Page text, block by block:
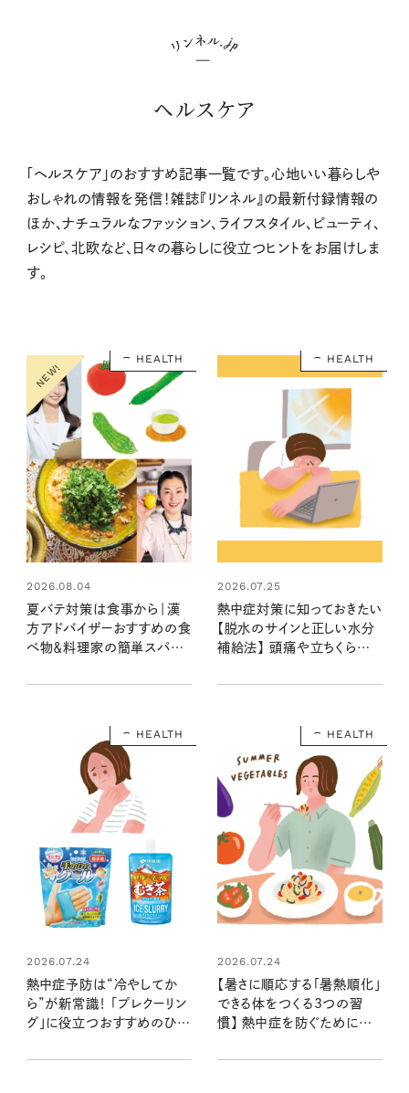
ヘルスケア
「ヘルスケア」のおすすめ記事一覧です。心地いい暮らしや
おしゃれの情報を発信！雑誌『リンネル』の最新付録情報の
ほか、ナチュラルなファッション、ライフスタイル、ビューティ、
レシピ、北欧など、日々の暮らしに役立つヒントをお届けしま
す。
HEALTH
NEW!
2026.08.04
夏バテ対策は食事から｜漢
方アドバイザーおすすめの食
べ物＆料理家の簡単スパイ
HEALTH
2026.07.25
熱中症対策に知っておきたい
【脱水のサインと正しい水分
補給法】 頭痛や立ちくらみ、
いて予防を
HEALTH
2026.07.24
熱中症予防は“冷やしてか
ら”が新常識！ 「プレクーリン
グ」に役立つおすすめのひん
HEALTH
2026.07.24
【暑さに順応する「暑熱順化」
できる体をつくる3つの習
慣】 熱中症を防ぐためにす